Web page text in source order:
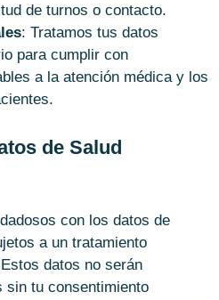
de turnos o contacto.
: Tratamos tus datos
para cumplir con
a la atención médica y los
de Salud
con los datos de
a un tratamiento
datos no serán
sin tu consentimiento